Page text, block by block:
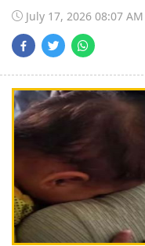
July 17, 2026 08:07 AM